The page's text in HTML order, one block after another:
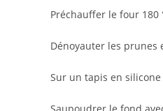
Préchauffer le four 180
Dénoyauter les
Sur un tapis en